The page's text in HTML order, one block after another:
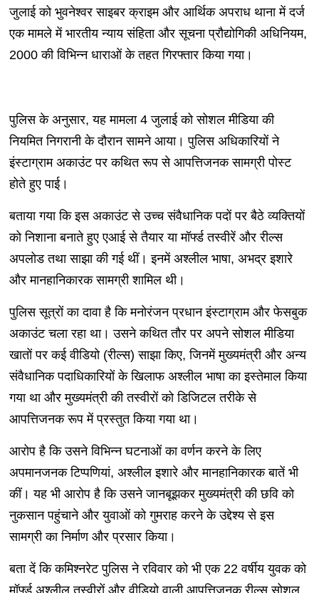
जुलाई को भुवनेश्वर साइबर क्राइम और आर्थिक अपराध थाना में दर्ज
एक मामले में भारतीय न्याय संहिता और सूचना प्रौद्योगिकी अधिनियम,
2000 की विभिन्न धाराओं के तहत गिरफ्तार किया गया।
पुलिस के अनुसार, यह मामला 4 जुलाई को सोशल मीडिया की
नियमित निगरानी के दौरान सामने आया। पुलिस अधिकारियों ने
इंस्टाग्राम अकाउंट पर कथित रूप से आपत्तिजनक सामग्री पोस्ट
होते हुए पाई।
बताया गया कि इस अकाउंट से उच्च संवैधानिक पदों पर बैठे व्यक्तियों
को निशाना बनाते हुए एआई से तैयार या मॉर्फ्ड तस्वीरें और रील्स
अपलोड तथा साझा की गई थीं। इनमें अश्लील भाषा, अभद्र इशारे
और मानहानिकारक सामग्री शामिल थी।
पुलिस सूत्रों का दावा है कि मनोरंजन प्रधान इंस्टाग्राम और फेसबुक
अकाउंट चला रहा था। उसने कथित तौर पर अपने सोशल मीडिया
खातों पर कई वीडियो (रील्स) साझा किए, जिनमें मुख्यमंत्री और अन्य
संवैधानिक पदाधिकारियों के खिलाफ अश्लील भाषा का इस्तेमाल किया
गया था और मुख्यमंत्री की तस्वीरों को डिजिटल तरीके से
आपत्तिजनक रूप में प्रस्तुत किया गया था।
आरोप है कि उसने विभिन्न घटनाओं का वर्णन करने के लिए
अपमानजनक टिप्पणियां, अश्लील इशारे और मानहानिकारक बातें भी
कीं। यह भी आरोप है कि उसने जानबूझकर मुख्यमंत्री की छवि को
नुकसान पहुंचाने और युवाओं को गुमराह करने के उद्देश्य से इस
सामग्री का निर्माण और प्रसार किया।
बता दें कि कमिश्नरेट पुलिस ने रविवार को भी एक 22 वर्षीय युवक को